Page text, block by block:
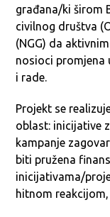
građana/ki širom
civilnog društva
(NGG) da
nosioci promjena
i rade.
Projekt se
oblast: inicijative
kampanje
biti pružena
inicijativama/
hitnom